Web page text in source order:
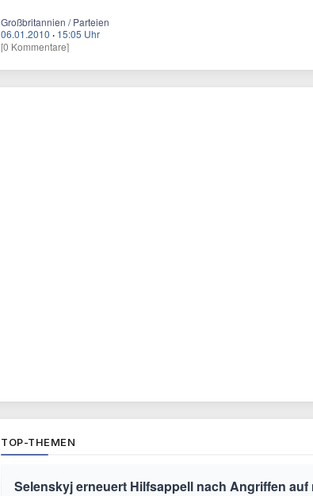
Großbritannien / Parteien
06.01.2010 · 15:05 Uhr
[0 Kommentare]
TOP-THEMEN
Selenskyj erneuert Hilfsappell nach Angriffen auf